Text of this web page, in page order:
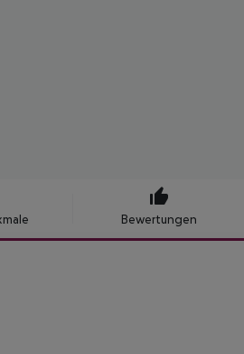
Bewertungen